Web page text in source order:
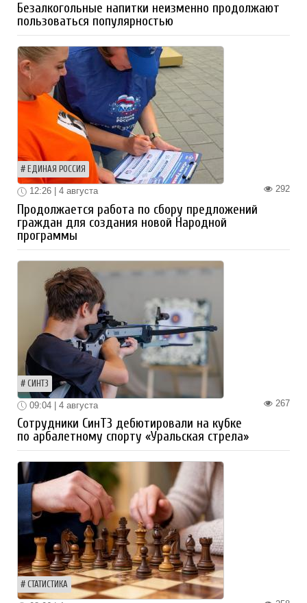
Безалкогольные напитки неизменно продолжают
пользоваться популярностью
ЕДИНАЯ РОССИЯ
292
12:26 | 4 августа
Продолжается работа по сбору предложений
граждан для создания новой Народной
программы
СИНТЗ
267
09:04 | 4 августа
Сотрудники СинТЗ дебютировали на кубке
по арбалетному спорту «Уральская стрела»
СТАТИСТИКА